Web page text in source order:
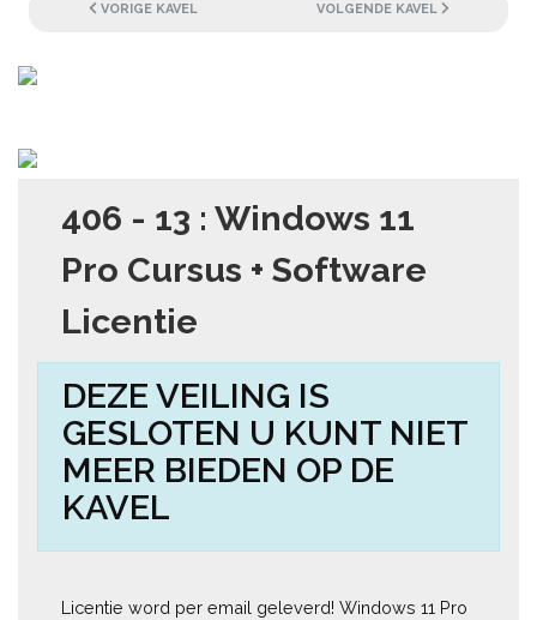
VORIGE KAVEL VOLGENDE KAVEL
406 - 13 : Windows 11
Pro Cursus + Software
Licentie
DEZE VEILING IS
GESLOTEN U KUNT NIET
MEER BIEDEN OP DE
KAVEL
Licentie word per email geleverd! Windows 11 Pro